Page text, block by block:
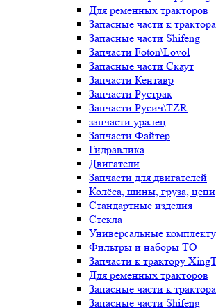
Для ременных тракторов
Запасные части к
Запасные части Shifeng
Запчасти Foton\Lovol
Запасные части Скаут
Запчасти Кентавр
Запчасти Рустрак
Запчасти Русич\TZR
запчасти уралец
Запчасти Файтер
Гидравлика
Двигатели
Запчасти для двигателей
Колёса, шины, груза, цепи
Стандартные изделия
Стёкла
Универсальные
Фильтры и наборы ТО
Запчасти к трактору
Для ременных тракторов
Запасные части к
Запасные части Shifeng